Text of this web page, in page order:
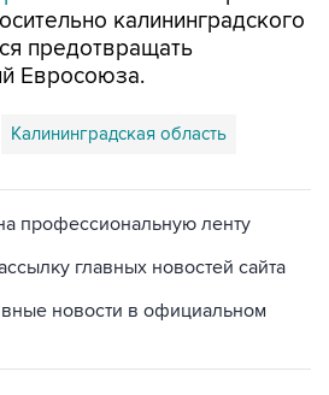
калининградского
предотвращать
Евросоюза.
Калининградская область
профессиональную ленту
главных новостей сайта
новости в официальном